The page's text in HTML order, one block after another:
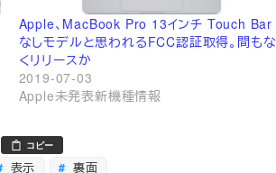
Apple、MacBook Pro 13インチ Touch Bar
なしモデルと思われるFCC認証取得。間もな
くリリースか
2019-07-03
Apple未発表新機種情報
コピー
表示 裏面